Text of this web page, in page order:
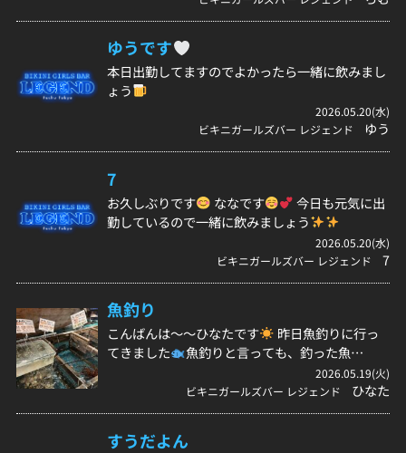
ゆうです
本日出勤してますのでよかったら一緒に飲みまし
ょう
2026.05.20(水)
ビキニガールズバー レジェンド
ゆう
7
お久しぶりです ななです
今日も元気に出
勤しているので一緒に飲みましょう
2026.05.20(水)
ビキニガールズバー レジェンド
7
魚釣り
こんばんは〜〜ひなたです
昨日魚釣りに行っ
てきました
魚釣りと言っても、釣った魚…
2026.05.19(火)
ビキニガールズバー レジェンド
ひなた
すうだよん